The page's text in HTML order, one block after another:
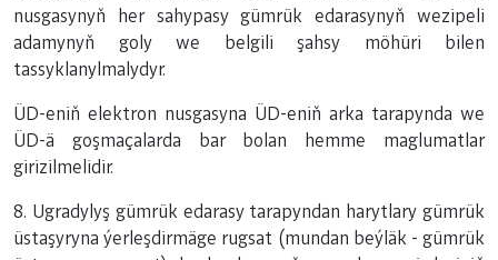
nusgasynyň her sahypasy gümrük edarasynyň wezipeli
adamynyň goly we belgili şahsy möhüri bilen
tassyklanylmalydyr.
ÜD-eniň elektron nusgasyna ÜD-eniň arka tarapynda we
ÜD-ä goşmaçalarda bar bolan hemme maglumatlar
girizilmelidir.
8. Ugradylyş gümrük edarasy tarapyndan harytlary gümrük
üstaşyryna ýerleşdirmäge rugsat (mundan beýläk - gümrük